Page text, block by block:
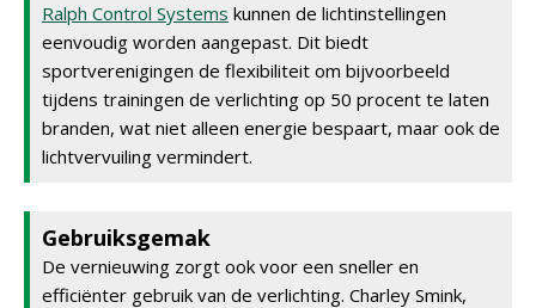
Ralph Control Systems kunnen de lichtinstellingen
eenvoudig worden aangepast. Dit biedt
sportverenigingen de flexibiliteit om bijvoorbeeld
tijdens trainingen de verlichting op 50 procent te laten
branden, wat niet alleen energie bespaart, maar ook de
lichtvervuiling vermindert.
Gebruiksgemak
De vernieuwing zorgt ook voor een sneller en
efficiënter gebruik van de verlichting. Charley Smink,